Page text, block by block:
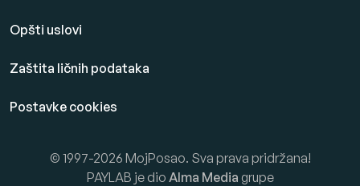
Opšti uslovi
Zaštita ličnih podataka
Postavke cookies
© 1997-2026 MojPosao. Sva prava pridržana!
PAYLAB je dio Alma Media grupe